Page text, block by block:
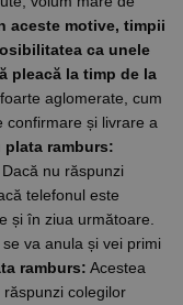
aceste motive, timpii
ca unele
pleacă la timp de la
aglomerate, cum
confirmare și livrare a
plata ramburs:
nu răspunzi
telefonul este
și în ziua următoare.
va anula și vei primi
ramburs: Acestea
colegilor